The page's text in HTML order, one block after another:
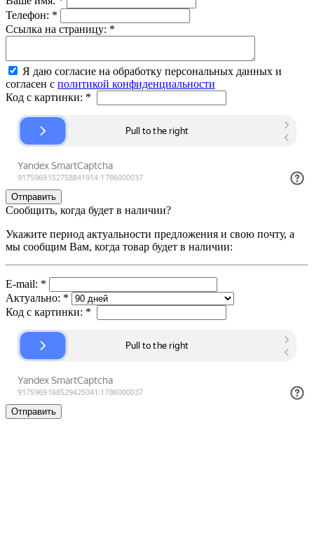
Телефон: *
Ссылка на страницу: *
Я даю согласие на обработку персональных данных и
согласен с политикой конфиденциальности
Код с картинки: *
Сообщить, когда будет в наличии?
Укажите период актуальности предложения и свою почту, а
мы сообщим Вам, когда товар будет в наличии:
E-mail: *
Актуально: *
Код с картинки: *